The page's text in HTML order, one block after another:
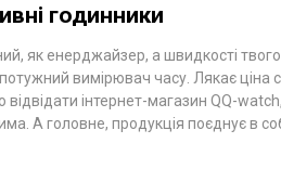
годинники
як енерджайзер, а швидкості
вимірювач часу. Лякає ціна
відвідати інтернет-магазин QQ-
А головне, продукція поєднує в